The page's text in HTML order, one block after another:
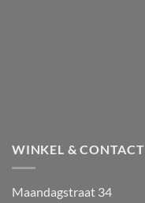
WINKEL & CONTACT
Maandagstraat 34